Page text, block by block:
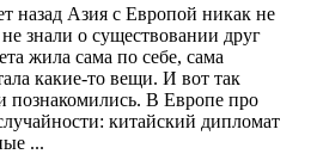
назад Азия с Европой никак не
знали о существовании друг
жила сама по себе, сама
какие-то вещи. И вот так
познакомились. В Европе про
китайский дипломат
...